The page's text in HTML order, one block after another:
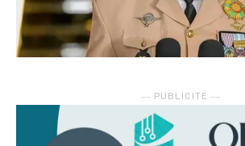
― PUBLICITE ―